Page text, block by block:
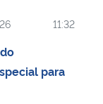
11:32
para